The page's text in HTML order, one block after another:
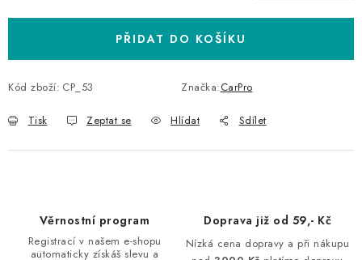
PŘIDAT DO KOŠÍKU
Kód zboží: CP_53 Značka:CarPro
Tisk Zeptat se Hlídat Sdílet
Věrnostní program
Registrací v našem e-shopu
automaticky získáš slevu a
Doprava již od 59,- Kč
Nízká cena dopravy a při nákupu